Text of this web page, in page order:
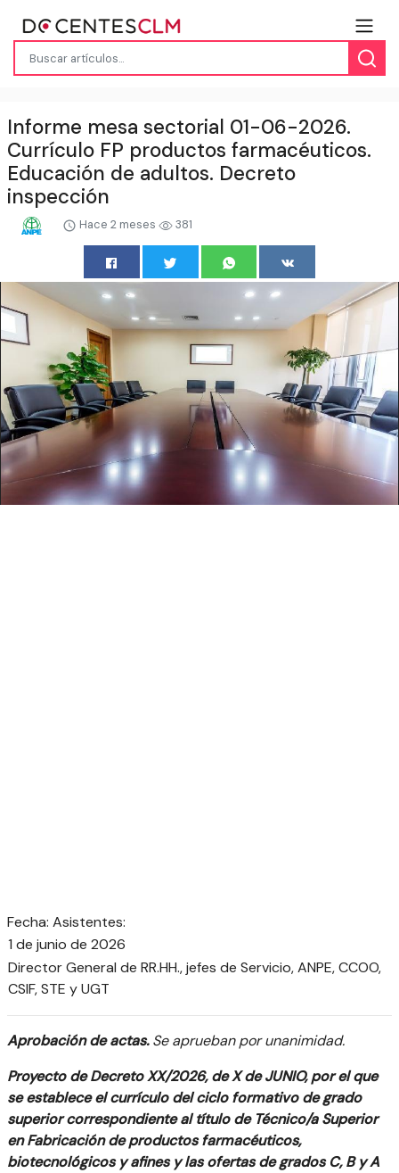
Informe mesa sectorial 01-06-2026.
Currículo FP productos farmacéuticos.
Educación de adultos. Decreto
inspección
Hace 2 meses 381
Fecha: Asistentes:
1 de junio de 2026
Director General de RR.HH., jefes de Servicio, ANPE, CCOO,
CSIF, STE y UGT
Aprobación de actas.Se aprueban por unanimidad.
Proyecto de Decreto XX/2026, de X de JUNIO, por el que
se establece el currículo del ciclo formativo de grado
superior correspondiente al título de Técnico/a Superior
en Fabricación de productos farmacéuticos,
biotecnológicos y afines y las ofertas de grados C, B y A